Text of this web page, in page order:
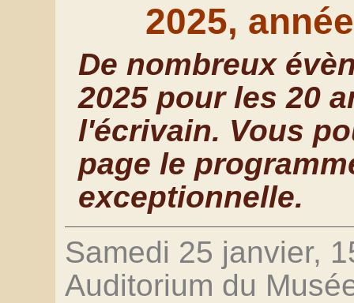
2025,
De nombreux
2025 pour les 20
l'écrivain. Vous
page le
exceptionnelle.
Samedi 25 janvier,
Auditorium du